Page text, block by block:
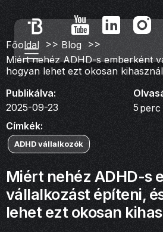
Főoldal >> Blog >>
Miért nehéz ADHD-s emberként
hogyan lehet ezt okosan
Publikálva:
2025-09-23
5perc
Címkék:
ADHD vállalkozók
Miért nehéz ADHD-s
vállalkozást építeni,
lehet ezt okosan